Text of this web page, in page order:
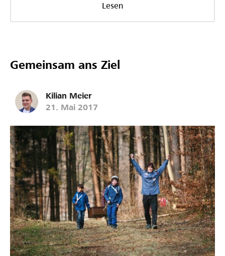
Lesen
Gemeinsam ans Ziel
Kilian Meier
21. Mai 2017